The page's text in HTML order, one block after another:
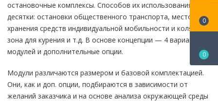
остановочные комплексы. Способов их использования —
десятки: остановки общественного транспорта, место
хранения средств индивидуальной мобильности и колясок,
зона для курения и т.д. В основе концепции — 4 варианта
модулей и дополнительные опции.
Модули различаются размером и базовой комплектацией.
Они, как и доп. опции, подбираются в зависимости от
желаний заказчика и на основе анализа окружающей среды
0
0